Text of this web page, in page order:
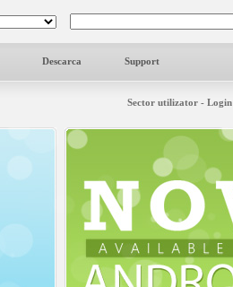
Descarca Support
Sector utilizator - Login